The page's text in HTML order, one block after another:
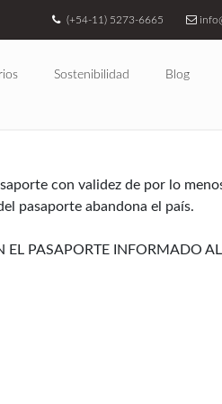
(+54-11) 5273-6665
Sostenibilidad Blog
con validez de por lo
pasaporte abandona el país.
EL PASAPORTE INFORMADO